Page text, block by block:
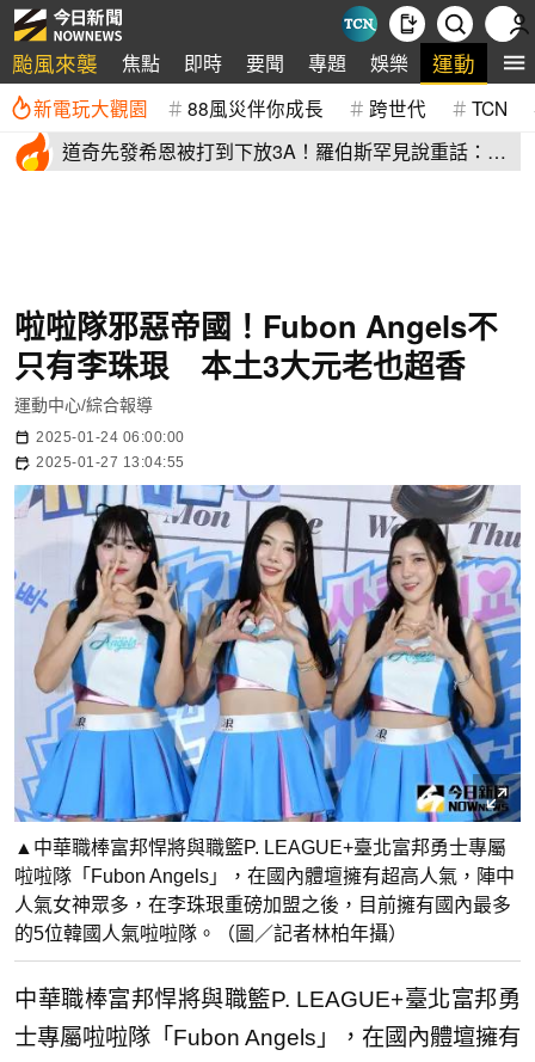
颱風來襲 焦點 即時 要聞 專題 娛樂 運動 全
新電玩大觀園 88風災伴你成長 跨世代 TCN
道奇先發希恩被打到下放3A！羅伯斯罕見說重話：他
啦啦隊邪惡帝國！Fubon Angels不
只有李珠珢 本土3大元老也超香
運動中心/綜合報導
2025-01-24 06:00:00
2025-01-27 13:04:55
▲中華職棒富邦悍將與職籃P. LEAGUE+臺北富邦勇士專屬
啦啦隊「Fubon Angels」，在國內體壇擁有超高人氣，陣中
人氣女神眾多，在李珠珢重磅加盟之後，目前擁有國內最多
的5位韓國人氣啦啦隊。（圖／記者林柏年攝）
中華職棒富邦悍將與職籃P. LEAGUE+臺北富邦勇
士專屬啦啦隊「Fubon Angels」，在國內體壇擁有